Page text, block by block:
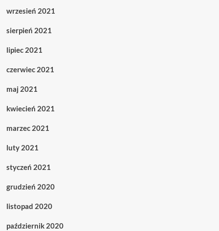
wrzesień 2021
sierpień 2021
lipiec 2021
czerwiec 2021
maj 2021
kwiecień 2021
marzec 2021
luty 2021
styczeń 2021
grudzień 2020
listopad 2020
październik 2020